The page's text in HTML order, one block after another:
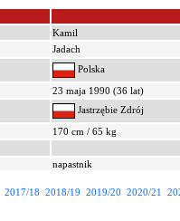
Kamil
Jadach
Polska
23 maja 1990 (36 lat)
Jastrzębie Zdrój
170 cm / 65 kg
napastnik
2017/18 2018/19 2019/20 2020/21